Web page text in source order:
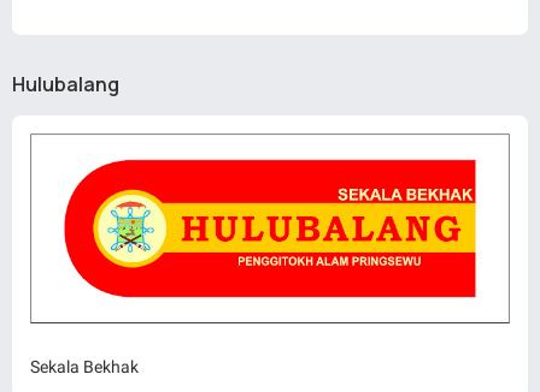
Hulubalang
Sekala Bekhak